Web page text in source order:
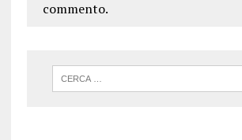
commento.